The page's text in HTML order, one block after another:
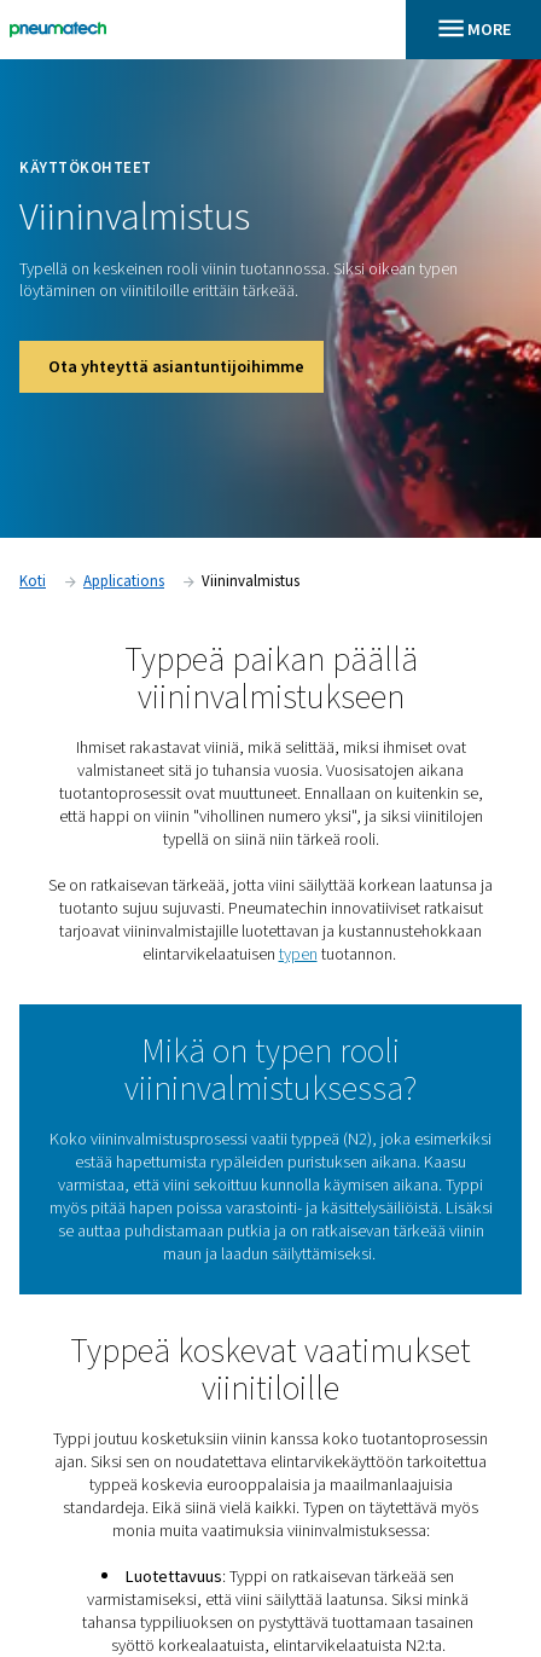
KÄYTTÖKOHTEET
Viininvalmistus
Typellä on keskeinen rooli viinin tuotannossa. Siksi oikean
löytäminen on viinitiloille erittäin tärkeää.
Ota yhteyttä asiantuntijoihimme
Typpeä paikan päällä
viininvalmistukseen
Ihmiset rakastavat viiniä, mikä selittää, miksi
valmistaneet sitä jo tuhansia vuosia. Vuosisatojen
typellä on siinä niin tärkeä rooli.
Se on ratkaisevan tärkeää, jotta viini säilyttää korkean
tuotanto sujuu sujuvasti. Pneumatechin innovatiiviset
tarjoavat viininvalmistajille luotettavan ja
elintarvikelaatuisentypentuotannon.
Mikä on typen rooli
viininvalmistuksessa?
Koko viininvalmistusprosessi vaatii typpeä (N2), joka
estää hapettumista rypäleiden puristuksen aikana.
varmistaa, että viini sekoittuu kunnolla käymisen
myös pitää hapen poissa varastointi- ja
se auttaa puhdistamaan putkia ja on ratkaisevan
maun ja laadun säilyttämiseksi.